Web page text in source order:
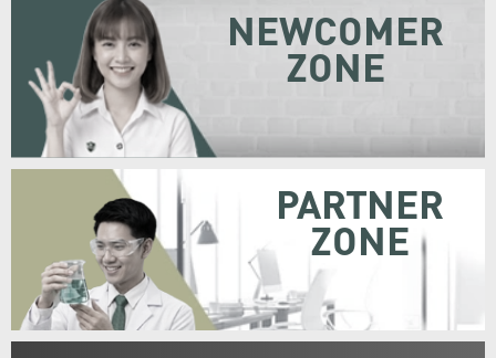
NEWCOMER
ZONE
PARTNER
ZONE